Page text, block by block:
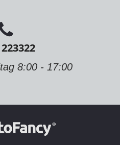
8:00 - 17:00